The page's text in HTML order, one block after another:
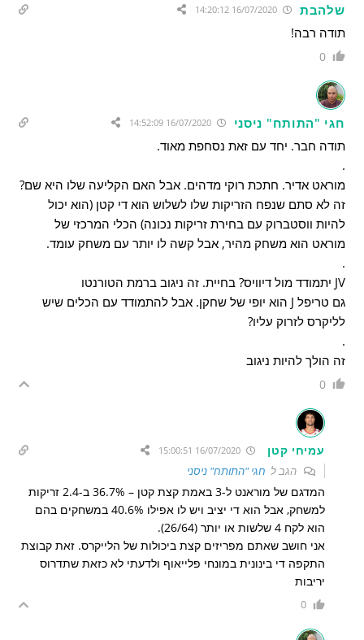
שלהבת
תודה רבה!
0
חגי "התותח" ניסני 16/07/2020 14:52:09
תודה חבר. יחד עם זאת נסחפת מאוד.
.
מוראט אדיר. חתכת רוקי מדהים. אבל האם הקליעה שלו היא שם?
זה לא סתם שנפח הזריקות שלו לשלוש הוא די קטן (הוא יכול
להיות ווסטברוק עם בחירת זריקות נכונה) הכלי המרכזי של
מוראט הוא משחק מהיר, אבל קשה לו יותר עם משחק עומד.
.
JV יתמודד מול דיוויס? בחיית. זה ניגוב ברמת הטורנטו
גם טריפל J הוא יופי של שחקן. אבל להתמודד עם הכלים שיש
לליקרס לזרוק עליו?
.
זה הולך להיות ניגוב
0
עמיחי קטן
הגב ל חגי "התותח" ניסני
המדגם של מוראנט ל-3 באמת קצת קטן – 36.7% ב-2.4 זריקות
למשחק, אבל הוא די יציב ויש לו אפילו 40.6% במשחקים בהם
הוא לקח 4 שלשות או יותר (26/64).
אני חושב שאתם מפריזים קצת ביכולות של הלייקרס. זאת קבוצת
התקפה די בינונית במונחי פלייאוף ולדעתי לא כזאת שתדרוס
יריבות
0